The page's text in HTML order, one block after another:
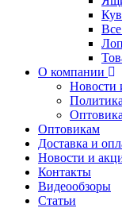
Все
О компании
Новости
Оптовикам
Доставка и
Новости и
Контакты
Видеообзоры
Статьи